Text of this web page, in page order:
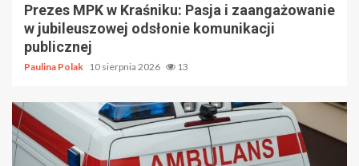
Prezes MPK w Kraśniku: Pasja i zaangażowanie
w jubileuszowej odsłonie komunikacji
publicznej
Paulina Polak 10 sierpnia 2026 13